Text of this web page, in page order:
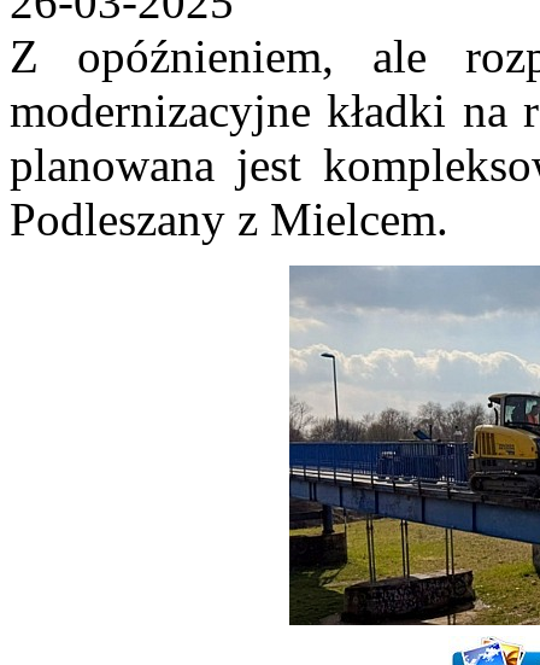
Z opóźnieniem, ale
modernizacyjne kładki na
planowana jest
Podleszany z Mielcem.